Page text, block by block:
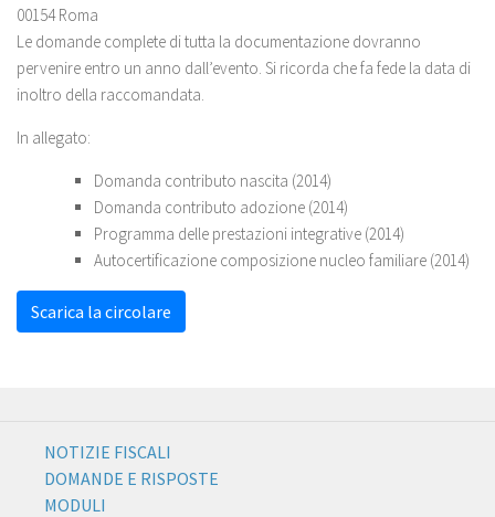
00154 Roma
Le domande complete di tutta la documentazione dovranno
pervenire entro un anno dall’evento. Si ricorda che fa fede la data di
inoltro della raccomandata.
In allegato:
Domanda contributo nascita (2014)
Domanda contributo adozione (2014)
Programma delle prestazioni integrative (2014)
Autocertificazione composizione nucleo familiare (2014)
Scarica la circolare
NOTIZIE FISCALI
DOMANDE E RISPOSTE
MODULI